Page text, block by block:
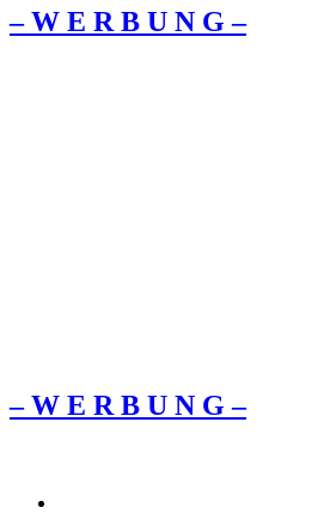
– W Ε R Β U Ν G –
– W Ε R Β U Ν G –